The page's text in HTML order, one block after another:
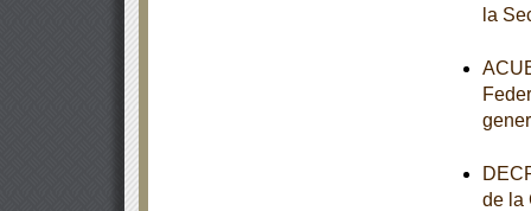
la
de la